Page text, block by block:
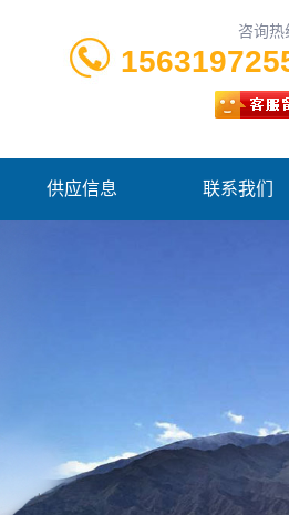
咨询热
供应信息 联系我们